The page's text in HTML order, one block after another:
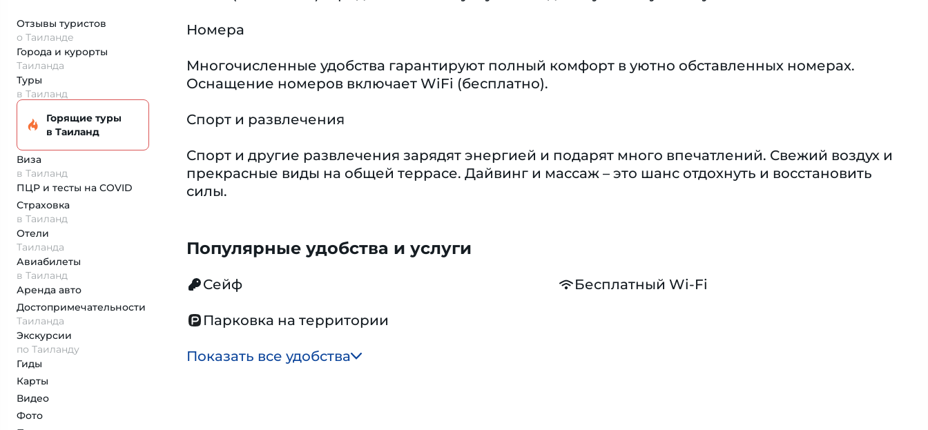
Отзывы туристов
о Таиланде
Города и курорты
Таиланда
Туры
в Таиланд
Горящие туры
в Таиланд
Виза
в Таиланд
ПЦР и тесты на COVID
Страховка
в Таиланд
Отели
Таиланда
Авиабилеты
в Таиланд
Аренда авто
Достопримеча­тельности
Таиланда
Экскурсии
по Таиланду
Гиды
Карты
Видео
Фото
Номера
Многочисленные удобства гарантируют полный комфорт в уютно обставленных номерах.
Оснащение номеров включает WiFi (бесплатно).
Спорт и развлечения
Спорт и другие развлечения зарядят энергией и подарят много впечатлений. Свежий воздух и
прекрасные виды на общей террасе. Дайвинг и массаж – это шанс отдохнуть и восстановить
силы.
Популярные удобства и услуги
Сейф Бесплатный Wi-Fi
Парковка на территории
Показать все удобства